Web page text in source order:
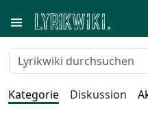
Kategorie Diskussion